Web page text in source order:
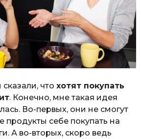
что хотят покупать
. Конечно, мне такая идея
Во-первых, они не смогут
себе покупать на
А во-вторых, скоро ведь